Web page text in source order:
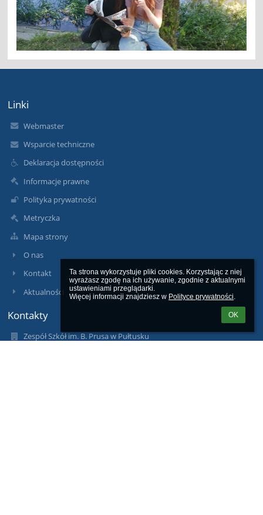
Ta strona wykorzystuje pliki cookies. Korzystając z niej
wyrażasz zgodę na ich używanie, zgodnie z aktualnymi
ustawieniami przeglądarki.
Więcej informacji znajdziesz w Polityce prywatności.
OK
Linki
Webmaster
Wsparcie techniczne
Deklaracja dostępności
Informacje prawne
Polityka prywatności
Metryczka
Mapa strony
O nas
Kontakt
Aktualności
Kontakty
Zespół Szkół im. B. Prusa w Pułtusku